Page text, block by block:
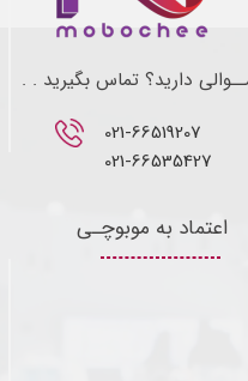
021-66519207​​​​​​​
021-66535427
دارید؟ تماس بگیرید . .
اعتماد به موبوچـی